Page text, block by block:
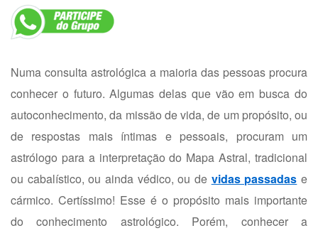
Numa consulta astrológica a maioria das pessoas procura
conhecer o futuro. Algumas delas que vão em busca do
autoconhecimento, da missão de vida, de um propósito, ou
de respostas mais íntimas e pessoais, procuram um
astrólogo para a interpretação do Mapa Astral, tradicional
ou cabalístico, ou ainda védico, ou de vidas passadas e
cármico. Certíssimo! Esse é o propósito mais importante
do conhecimento astrológico. Porém, conhecer a